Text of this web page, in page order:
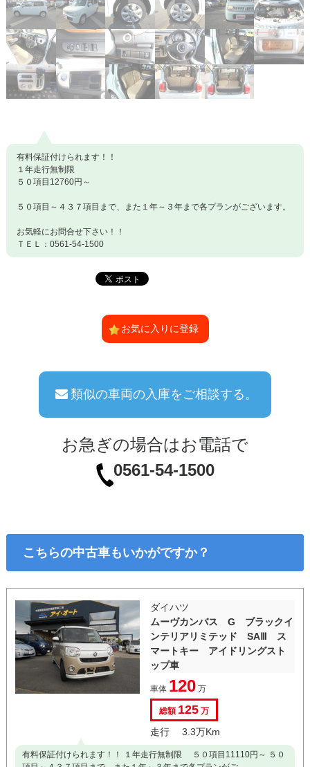
有料保証付けられます！！
１年走行無制限
５０項目12760円～
５０項目～４３７項目まで、また１年～３年まで各プランがございます。
お気軽にお問合せ下さい！！
ＴＥＬ：0561-54-1500
お気に入りに登録
類似の車両の入庫をご相談する。
お急ぎの場合はお電話で
0561-54-1500
こちらの中古車もいかがですか？
ダイハツ
ムーヴカンバス G ブラックイ
ンテリアリミテッド SAⅢ ス
マートキー アイドリングスト
ップ車
車体 120万
総額 125万
走行 3.3万Km
有料保証付けられます！！ １年走行無制限 ５０項目11110円～ ５０